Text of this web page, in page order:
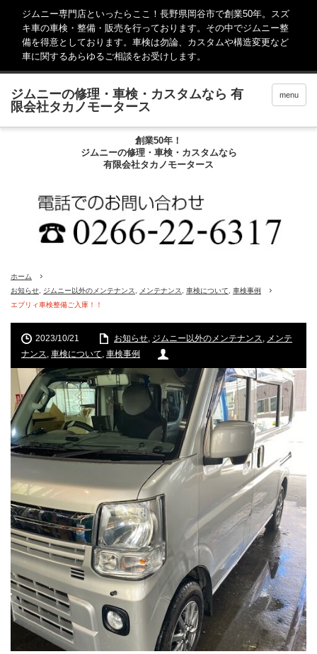
ジムニー専門店といったらここ！長野県岡谷市で創業50年。スズ
キ車の車検・整備・販売を行っております。その中でジムニー整
備を得意としております。車検は勿論、カスタムや構造変更など
車に関するあらゆるご相談をお受けします。
menu
創業50年！
ジムニーの修理・車検・カスタムなら
有限会社タカノモータース
ホーム
お知らせ
ジムニー以外のメンテナンス メンテナンス 車検について
車検事例
エブリィ車検整備ご入庫！！
2023/10/21 お知らせ ジムニー以外のメンテナンス
メンテ
ナンス 車検について 車検事例